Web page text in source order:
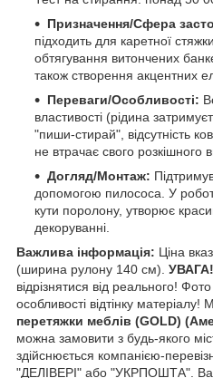
Призначення/Сфера
підходить для каретної
обтягування витончених
також створення акцентних
Переваги/Особливості:
властивості (рідина
"пиши-стирай", відсутність
не втрачає свого розкішного
Догляд/Монтаж:
допомогою пилососа. У
кути поролону, утворює
декоруванні.
Важлива інформація: Ціна
(ширина рулону 140 см).
відрізнятися від реального!
особливості відтінку матеріалу!
перетяжки меблів (GOLD)
можна замовити з будь-якого
здійснюється компанією-
"ДЕЛІВЕРІ" або "УКРПОШТА".